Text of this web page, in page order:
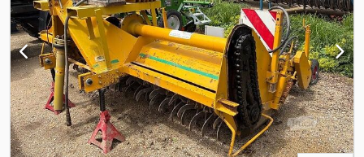
drobljenje zemljišta zahvaljujući pomaknutom rasporedu zuba -
hidraulično podešavanje za izbacivanje zemlje iz metalne kutije -
kam-spojna spojnica - hidraulično pokretana valjak za pritisak na
nasip